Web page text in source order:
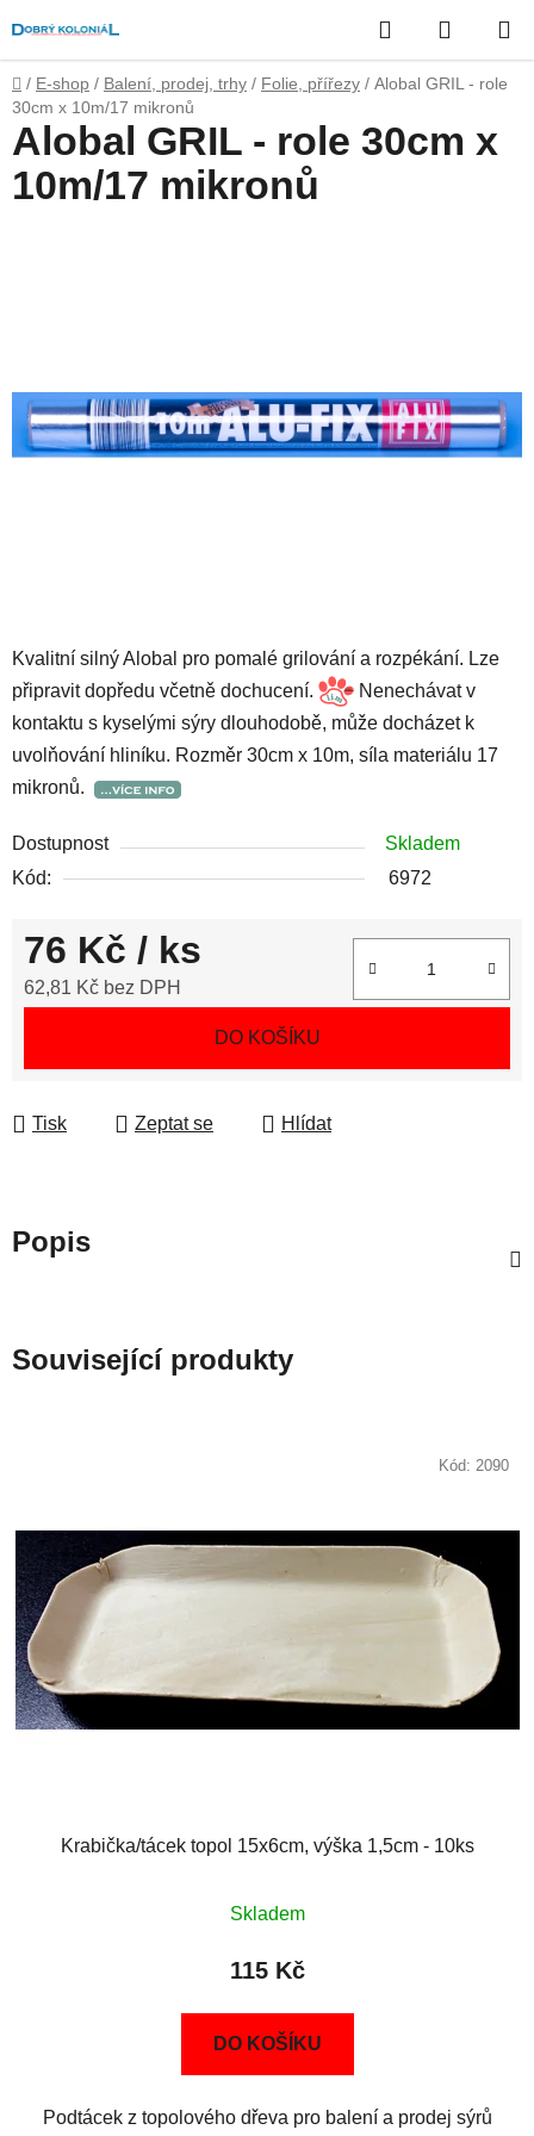
na
obsah
Hledat
KOŠÍK
Domů
/ E-shop / Balení, prodej, trhy / Folie, přířezy / Alobal GRIL - role
30cm x 10m/17 mikronů
Kvalitní silný Alobal pro pomalé grilování a rozpékání. Lze
připravit dopředu včetně dochucení.
Nenechávat v
kontaktu s kyselými sýry dlouhodobě, může docházet k
uvolňování hliníku. Rozměr 30cm x 10m, síla materiálu 17
mikronů.
Dostupnost
Skladem
Kód:
6972
76 Kč / ks
62,81 Kč bez DPH
DO KOŠÍKU
Tisk Zeptat se Hlídat
Alobal GRIL - role 30cm x
10m/17 mikronů
Popis
Související produkty
Krabička/tácek topol 15x6cm, výška 1,5cm - 10ks
Skladem
115 Kč
DO KOŠÍKU
Podtácek z topolového dřeva pro balení a prodej sýrů
Kód: 2090